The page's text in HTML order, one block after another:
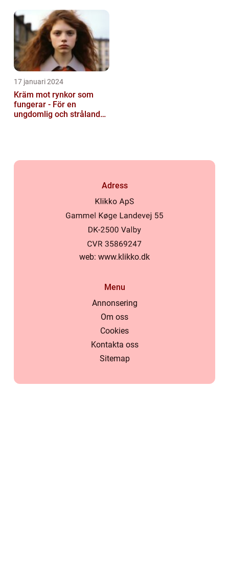
17 januari 2024
Kräm mot rynkor som
fungerar - För en
ungdomlig och strålande
Adress
web: www.klikko.dk
Menu
Annonsering
Om oss
Cookies
Kontakta oss
Sitemap